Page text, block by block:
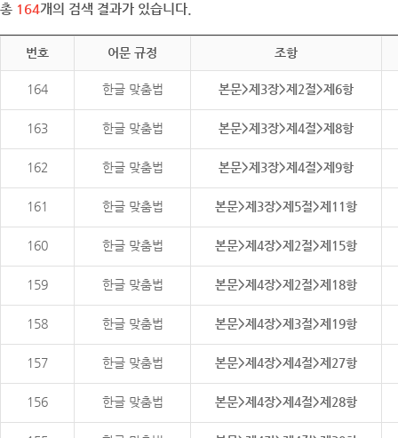
총 164개의 검색 결과가 있습니다.
번호 어문 규정 조항
164 한글 맞춤법 본문>제3장>제2절>제6항
163 한글 맞춤법 본문>제3장>제4절>제8항
162 한글 맞춤법 본문>제3장>제4절>제9항
161 한글 맞춤법 본문>제3장>제5절>제11항
160 한글 맞춤법 본문>제4장>제2절>제15항
159 한글 맞춤법 본문>제4장>제2절>제18항
158 한글 맞춤법 본문>제4장>제3절>제19항
157 한글 맞춤법 본문>제4장>제4절>제27항
156 한글 맞춤법 본문>제4장>제4절>제28항